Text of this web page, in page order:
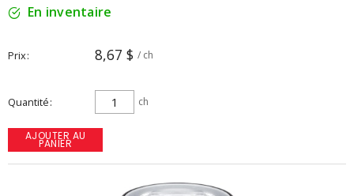
En inventaire
Prix 8,67 $ / ch
Quantité ch
AJOUTER AU
PANIER